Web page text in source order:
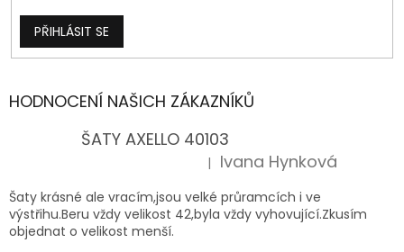
PŘIHLÁSIT SE
HODNOCENÍ NAŠICH ZÁKAZNÍKŮ
ŠATY AXELLO 40103
Hodnocení produktu je 5 z 5 hvězdiček.
| Ivana Hynková
Šaty krásné ale vracím,jsou velké průramcích i ve
výstřihu.Beru vždy velikost 42,byla vždy vyhovující.Zkusím
objednat o velikost menší.